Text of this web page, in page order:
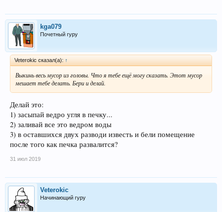
kga079
Почетный гуру
Veterokic сказал(а): ↑
Выкинь весь мусор из головы. Что я тебе ещё могу сказать. Этот мусор
мешает тебе делать. Бери и делай.
Делай это:
1) засыпай ведро угля в печку...
2) заливай все это ведром воды
3) в оставшихся двух разводи известь и бели помещение
после того как печка развалится?
31 июл 2019
Veterokic
Начинающий гуру